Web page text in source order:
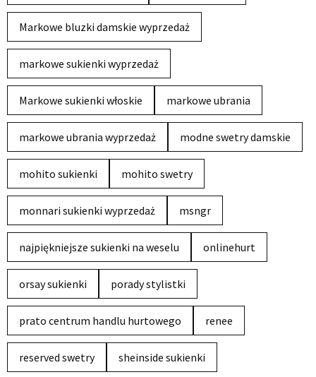
Markowe bluzki damskie wyprzedaż
markowe sukienki wyprzedaż
Markowe sukienki włoskie markowe ubrania
markowe ubrania wyprzedaż modne swetry damskie
mohito sukienki mohito swetry
monnari sukienki wyprzedaż msngr
najpiękniejsze sukienki na weselu onlinehurt
orsay sukienki porady stylistki
prato centrum handlu hurtowego renee
reserved swetry sheinside sukienki